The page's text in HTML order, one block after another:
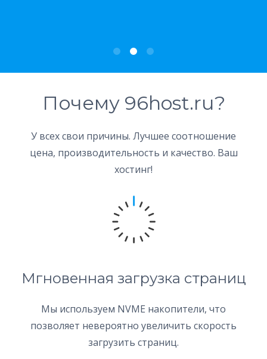
Почему 96host.ru?
У всех свои причины. Лучшее соотношение
цена, производительность и качество. Ваш
хостинг!
Мгновенная загрузка страниц
Мы используем NVME накопители, что
позволяет невероятно увеличить скорость
загрузить страниц.